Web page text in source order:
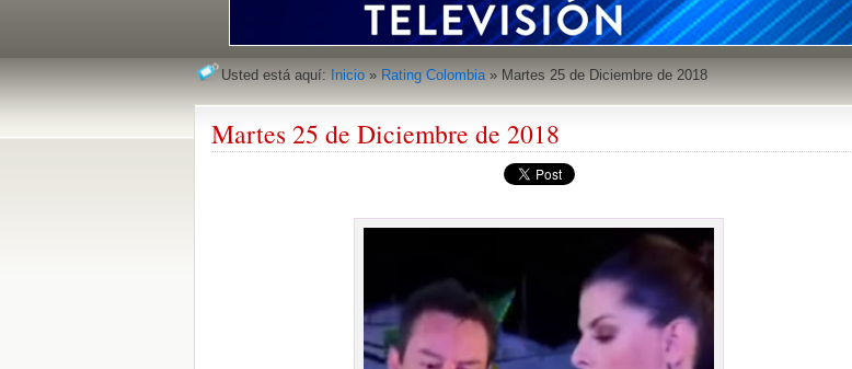
Usted está aquí: Inicio » Rating Colombia» Martes 25 de Diciembre de 2018
Martes 25 de Diciembre de 2018